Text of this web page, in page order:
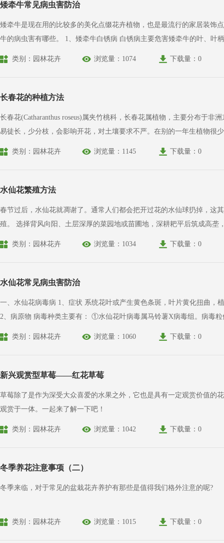
矮牵牛常见病虫害防治
矮牵牛是现在用的比较多的美化点缀花卉植物，也是最流行的家居装饰
牛的病虫害有哪些。 1、矮牵牛白锈病 白锈病主要危害矮牵牛的叶、叶柄及嫩茎，受害叶片初期在叶上有浅绿色小斑，后逐渐变成淡黄色，严重时扩展成大型病斑，后期病部背面产生白色疤状突
类别：园林花卉 浏览量：1074 下载量：0
长春花的种植方法
长春花(Catharanthus roseus)属夹竹桃科，长春花属植物，主要分布于非洲东部和亚洲东南部。 长春花性喜温暖、阳光充足和稍干燥的环境，怕严寒忌
易徒长，少分枝，会影响开花，对土壤要求不严。在别的一年生植物很
类别：园林花卉 浏览量：1145 下载量：0
水仙花繁殖方法
春节过后，水仙花就凋谢了。通常人们都会把开过花的水仙球扔掉，这
殖。 选择背风向阳、土层深厚的菜园地或苗圃地，深耕耙平后筑成高垄，在垄上开沟，将已开过花的鳞茎埋入其中，叶片自然保留。一个月后，叶片枯萎休眠，此时掘起鳞茎，切掉须根，并沿基
类别：园林花卉 浏览量：1034 下载量：0
水仙花常见病虫害防治
一、水仙花病毒病 1、症状 系统花叶或产生黄色条斑，叶片黄化扭曲，植株生长矮小，由于病毒种类复合侵染组合不同及水仙品种的差异，症状变化很大。 病虫害：小紫药、小白药、小绿药详解
2、病原物 病毒种类主要有： ①水仙花叶病毒属马铃薯X病毒组。病毒粒体线条状，550×12纳米。 ②水仙黄条病毒属马铃薯Y病毒组。病毒粒体线条状，755×12～15纳米，有风轮状内含体。此
类别：园林花卉
浏览量：1060 下载量：0
新兴观赏型草莓——红花草莓
草莓除了是作为深受大众喜爱的水果之外，它也是具有一定观赏价值的
观赏于一体。一起来了解一下吧！
类别：园林花卉 浏览量：1042 下载量：0
冬季养花注意事项（二）
冬季来临，对于常见的盆栽花卉养护有那些是值得我们格外注意的呢?
类别：园林花卉 浏览量：1015 下载量：0